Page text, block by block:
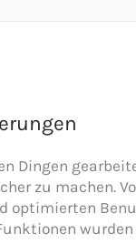
Dingen
zu machen.
optimierten
wurden